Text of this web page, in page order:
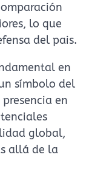
lo que
del pais.
en
símbolo del
en
global,
allá de la